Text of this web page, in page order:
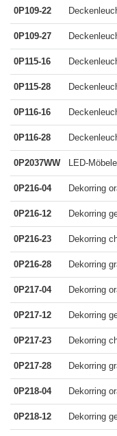
0P109-22
0P109-27
0P115-16
0P115-28
0P116-16
0P116-28
0P2037WW LED-
0P216-04 Dekorring
0P216-12 Dekorring
0P216-23 Dekorring
0P216-28 Dekorring
0P217-04 Dekorring
0P217-12 Dekorring
0P217-23 Dekorring
0P217-28 Dekorring
0P218-04 Dekorring
0P218-12 Dekorring